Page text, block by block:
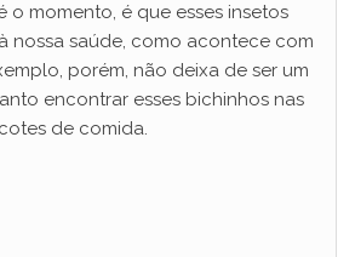
o momento, é que esses insetos
nossa saúde, como acontece com
porém, não deixa de ser um
encontrar esses bichinhos nas
de comida.